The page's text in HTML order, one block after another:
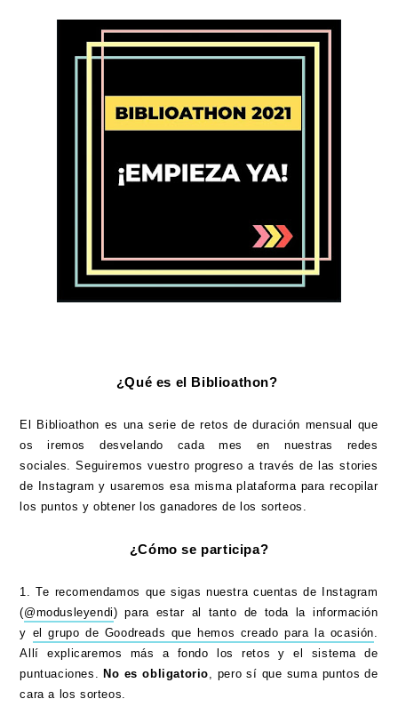
¿Qué es el Biblioathon?
El Biblioathon es una serie de retos de duración mensual que
os iremos desvelando cada mes en nuestras redes
sociales. Seguiremos vuestro progreso a través de las stories
de Instagram y usaremos esa misma plataforma para recopilar
los puntos y obtener los ganadores de los sorteos.
¿Cómo se participa?
1. Te recomendamos que sigas nuestra cuentas de Instagram
(@modusleyendi) para estar al tanto de toda la información
y el grupo de Goodreads que hemos creado para la ocasión.
Allí explicaremos más a fondo los retos y el sistema de
puntuaciones. No es obligatorio, pero sí que suma puntos de
cara a los sorteos.